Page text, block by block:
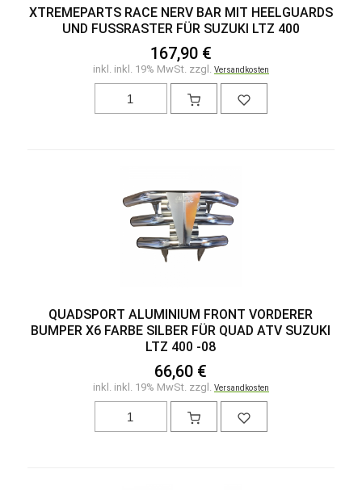
XTREMEPARTS RACE NERV BAR MIT HEELGUARDS
UND FUSSRASTER FÜR SUZUKI LTZ 400
167,90 €
inkl. inkl. 19% MwSt. zzgl. Versandkosten
QUADSPORT ALUMINIUM FRONT VORDERER
BUMPER X6 FARBE SILBER FÜR QUAD ATV SUZUKI
LTZ 400 -08
66,60 €
inkl. inkl. 19% MwSt. zzgl. Versandkosten